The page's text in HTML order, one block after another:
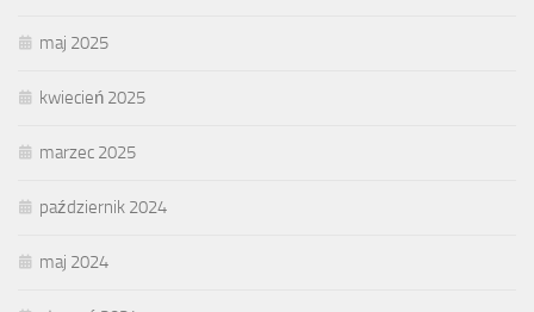
maj 2025
kwiecień 2025
marzec 2025
październik 2024
maj 2024